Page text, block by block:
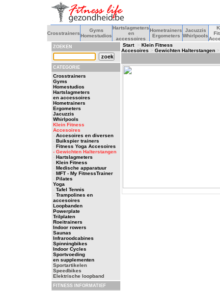
Crosstrainers
Gyms
Homestudios
Hartslagmeters
en
accessoires
Hometrainers
Ergometers
Jacuzzis
Whirlpools
ZOEKEN
CATEGORIE
Crosstrainers
Gyms
Homestudios
Hartslagmeters
en accessoires
Hometrainers
Ergometers
Jacuzzis
Whirlpools
Klein Fitness
Accesoires
- Accesoires en diversen
- Buikspier trainers
- Fitness Yoga Accesoires
- Gewichten Halterstangen
- Hartslagmeters
- Klein Fitness
- Medische apparatuur
- MFT - My FitnessTrainer
- Pilates
Yoga
- Tafel Tennis
- Trampolines en
accesoires
Loopbanden
Powerplate
Trilplaten
Roeitrainers
Indoor rowers
Saunas
Infraroodcabines
Spinningbikes
Indoor Cycles
Sportvoeding
en supplementen
Sportartikelen
Speedbikes
Elektrische loopband
FITNESS INFORMATIEF
Start> Klein Fitness
Accesoires > Gewichten Halterstangen>